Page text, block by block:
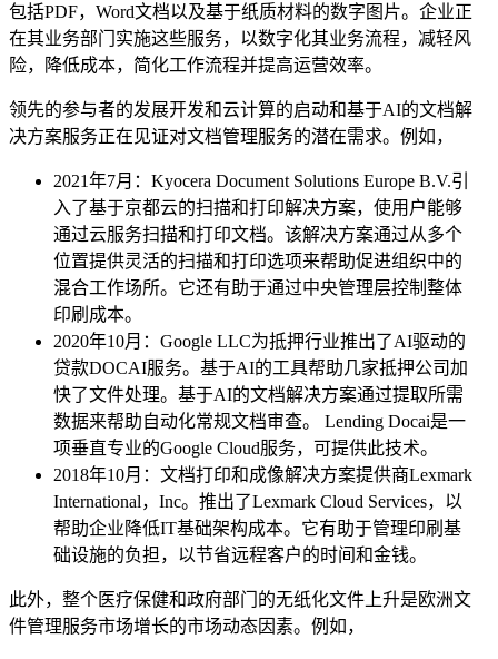
包括PDF，Word文档以及基于纸质材料的数字图片。企业正
在其业务部门实施这些服务，以数字化其业务流程，减轻风
险，降低成本，简化工作流程并提高运营效率。
领先的参与者的发展开发和云计算的启动和基于AI的文档解
决方案服务正在见证对文档管理服务的潜在需求。例如，
2021年7月：Kyocera Document Solutions Europe B.V.引
入了基于京都云的扫描和打印解决方案，使用户能够
通过云服务扫描和打印文档。该解决方案通过从多个
位置提供灵活的扫描和打印选项来帮助促进组织中的
混合工作场所。它还有助于通过中央管理层控制整体
印刷成本。
2020年10月：Google LLC为抵押行业推出了AI驱动的
贷款DOCAI服务。基于AI的工具帮助几家抵押公司加
快了文件处理。基于AI的文档解决方案通过提取所需
数据来帮助自动化常规文档审查。 Lending Docai是一
项垂直专业的Google Cloud服务，可提供此技术。
2018年10月：文档打印和成像解决方案提供商Lexmark
International，Inc。推出了Lexmark Cloud Services，以
帮助企业降低IT基础架构成本。它有助于管理印刷基
础设施的负担，以节省远程客户的时间和金钱。
此外，整个医疗保健和政府部门的无纸化文件上升是欧洲文
件管理服务市场增长的市场动态因素。例如，